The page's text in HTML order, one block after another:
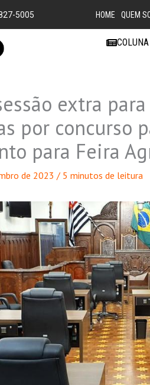
5005 HOME QUEM
extra
por concurso
para Feira
de 2023 / 5 minutos de leitura